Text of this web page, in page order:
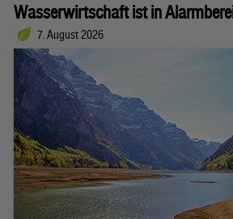
Wasserwirtschaft ist in
7. August 2026